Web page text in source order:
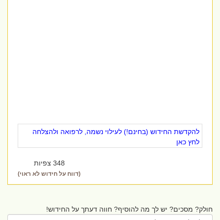
להקדשת החידוש (בחינם!) לעילוי נשמה, לרפואה ולהצלחה
לחץ כאן
348 צפיות
(דווח על חידוש לא ראוי)
חולק? מסכים? יש לך מה להוסיף? חווה דעתך על החידוש!